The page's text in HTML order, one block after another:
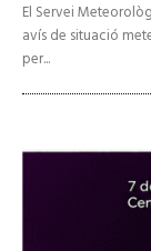
El Servei
avís de situació
per...